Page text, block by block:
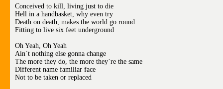
Conceived to kill, living just to die
Hell in a handbasket, why even try
Death on death, makes the world go round
Fitting to live six feet underground
Oh Yeah, Oh Yeah
Ain`t nothing else gonna change
The more they do, the more they`re the same
Different name familiar face
Not to be taken or replaced